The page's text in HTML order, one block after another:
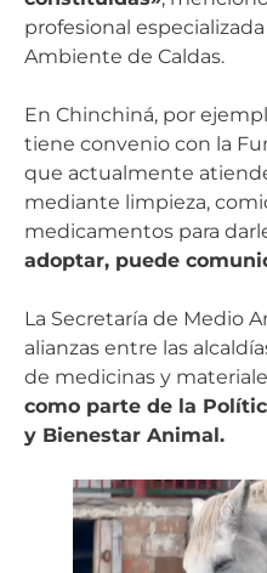
profesional
Ambiente de Caldas.
En Chinchiná, por
tiene convenio con la
que actualmente
mediante limpieza,
medicamentos para
adoptar, puede
La Secretaría de Medio
alianzas entre las
de medicinas y
como parte de la
y Bienestar Animal.